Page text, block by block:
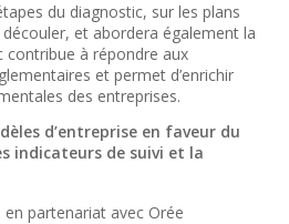
du diagnostic, sur les plans
découler, et abordera également la
à répondre aux
et permet d’enrichir
des entreprises.
d’entreprise en faveur du
indicateurs de suivi et la
partenariat avec Orée